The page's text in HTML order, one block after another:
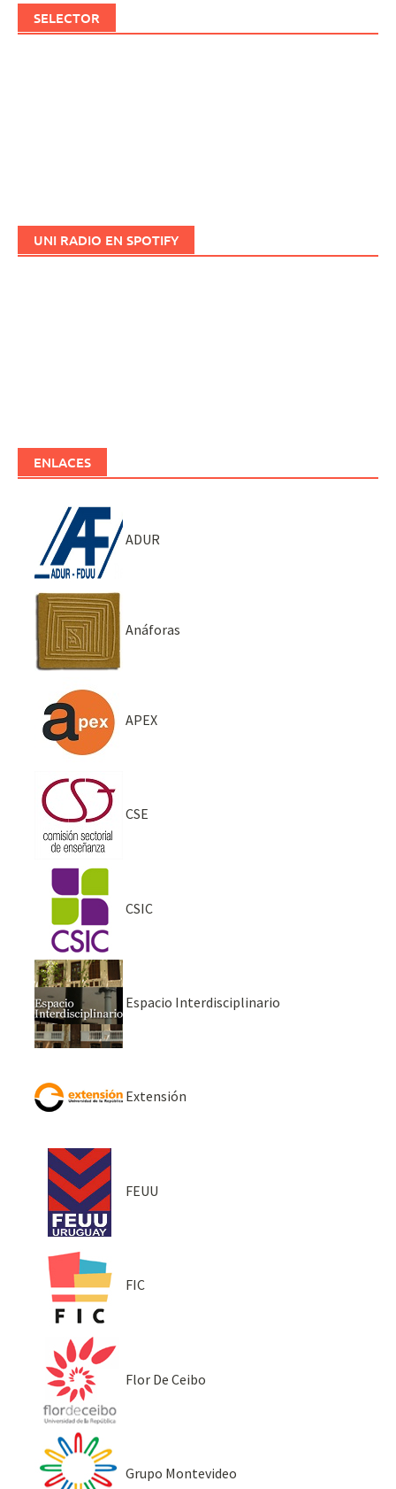
SELECTOR
UNI RADIO EN SPOTIFY
ENLACES
ADUR
Anáforas
APEX
CSE
CSIC
Espacio Interdisciplinario
Extensión
FEUU
FIC
Flor De Ceibo
Grupo Montevideo